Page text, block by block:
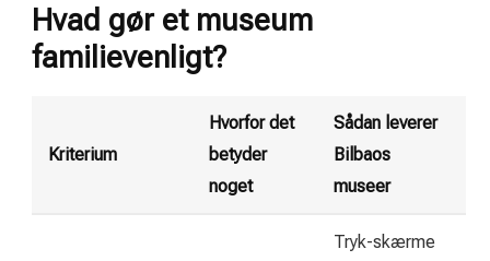
Hvad gør et museum
familievenligt?
Kriterium
Hvorfor det
betyder
noget
Sådan leverer
Bilbaos
museer
Tryk-skærme